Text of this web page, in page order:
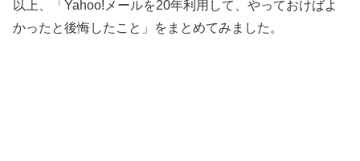
以上、「Yahoo!メールを20年利用して、やっておけばよ
かったと後悔したこと」をまとめてみました。